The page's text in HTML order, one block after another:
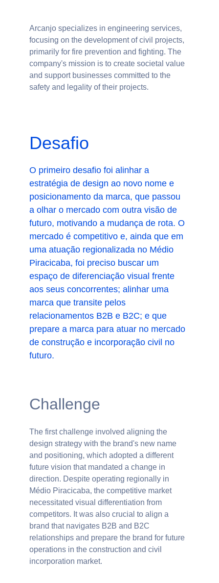
Arcanjo specializes in engineering services,
focusing on the development of civil projects,
primarily for fire prevention and fighting. The
company's mission is to create societal value
and support businesses committed to the
safety and legality of their projects.
O primeiro desafio foi alinhar a
estratégia de design ao novo nome e
posicionamento da marca, que passou
a olhar o mercado com outra visão de
futuro, motivando a mudança de rota. O
mercado é competitivo e, ainda que em
uma atuação regionalizada no Médio
Piracicaba, foi preciso buscar um
espaço de diferenciação visual frente
aos seus concorrentes; alinhar uma
marca que transite pelos
relacionamentos B2B e B2C; e que
prepare a marca para atuar no mercado
de construção e incorporação civil no
futuro.
Desafio
The first challenge involved aligning the
design strategy with the brand's new name
and positioning, which adopted a different
future vision that mandated a change in
direction. Despite operating regionally in
Médio Piracicaba, the competitive market
necessitated visual differentiation from
competitors. It was also crucial to align a
brand that navigates B2B and B2C
relationships and prepare the brand for future
operations in the construction and civil
incorporation market.
Challenge